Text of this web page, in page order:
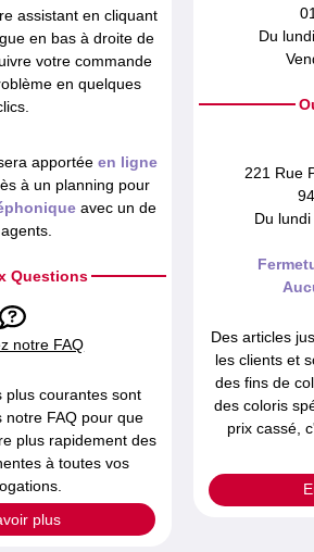
assistant en cliquant
en bas à droite de
votre commande
en quelques
apportéeen ligne
à un planning pour
avec un de
Questions
notre FAQ
plus courantes sont
notre FAQ pour que
plus rapidement des
à toutes vos
plus
Du
221 Rue
Du
Des articles
les clients et
des fins de
des coloris
prix cassé,